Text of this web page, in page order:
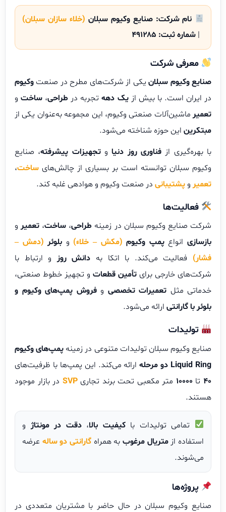
نام شرکت: صنایع وکیوم سبلان (خلاء سازان سبلان)
شماره ثبت: ۴۹۱۲۸۵
معرفی شرکت
صنایع وکیوم سبلانیکی از شرکت‌های مطرح در صنعت وکیوم
در ایران است. با بیش ازیک دههتجربه در طراحی، ساختو
تعمیر ماشین‌آلات صنعتی وکیوم، این مجموعه به‌عنوان یکی از
مبتکرین این حوزه شناخته می‌شود.
با بهره‌گیری از فناوری روز دنیاوتجهیزات پیشرفته، صنایع
وکیوم سبلان توانسته است بر بسیاری از چالش‌های ساخت،
تعمیر و پشتیبانی در صنعت وکیوم و هوادهی غلبه کند.
فعالیت‌ها
شرکت صنایع وکیوم سبلان در زمینه طراحی، ساخت، تعمیرو
بازسازیانواعپمپ وکیوم (مکش – خلاء) و بلوئر (دمش –
فشار) فعالیت می‌کند. با اتکا به دانش روزو ارتباط با
شرکت‌های خارجی برای تأمین قطعات و تجهیز خطوط صنعتی،
خدماتی مثل تعمیرات تخصصی وفروش پمپ‌های وکیوم و
بلوئر با گارانتی ارائه می‌شود.
تولیدات
صنایع وکیوم سبلان تولیدات متنوعی در زمینه پمپ‌های وکیوم
Liquid Ring دو مرحله
ارائه می‌کند. این پمپ‌ها با ظرفیت‌های
۴۰ تا10000 متر مکعبی تحت برند تجاریSVP در بازار موجود
هستند.
تمامی تولیدات باکیفیت بالا،دقت در مونتاژ و
استفاده ازمتریال مرغوببه همراه گارانتی دو ساله عرضه
می‌شوند.
پروژه‌ها
صنایع وکیوم سبلان در حال حاضر با مشتریان متعددی در